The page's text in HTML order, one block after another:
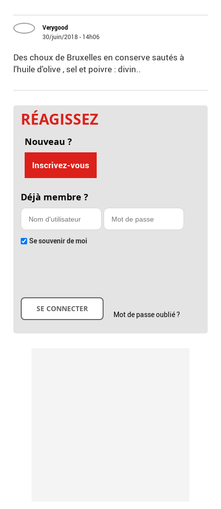
Verygood
30/juin/2018 - 14h06
Des choux de Bruxelles en conserve sautés à
l'huile d'olive , sel et poivre : divin..
RÉAGISSEZ
Nouveau ?
Inscrivez-vous
Déjà membre ?
Se souvenir de moi
Mot de passe oublié ?